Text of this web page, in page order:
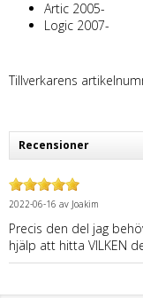
Artic 2005-
Logic 2007-
Tillverkarens
Recensioner
2022-06-16 av Joakim
Precis den del jag
hjälp att hitta VILKEN